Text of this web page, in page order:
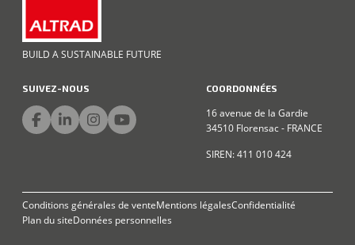
BUILD A SUSTAINABLE FUTURE
SUIVEZ-NOUS COORDONNÉES
16 avenue de la Gardie
34510 Florensac - FRANCE
SIREN: 411 010 424
Conditions générales de venteMentions légalesConfidentialité
Plan du siteDonnées personnelles